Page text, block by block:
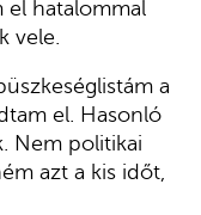
el hatalommal
vele.
a
el. Hasonló
Nem politikai
azt a kis időt,